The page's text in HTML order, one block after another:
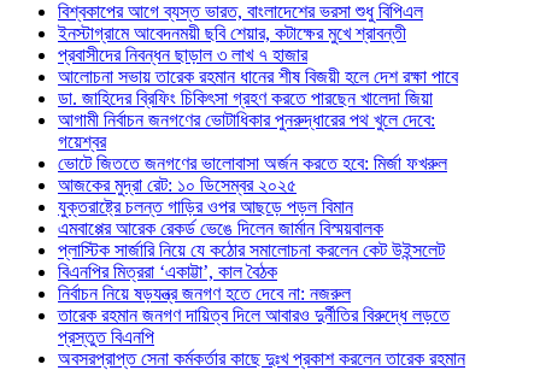
বিশ্বকাপের আগে ব্যস্ত ভারত, বাংলাদেশের ভরসা শুধু বিপিএল
ইনস্টাগ্রামে আবেদনময়ী ছবি শেয়ার, কটাক্ষের মুখে শ্রাবন্তী
প্রবাসীদের নিবন্ধন ছাড়াল ৩ লাখ ৭ হাজার
আলোচনা সভায় তারেক রহমান ধানের শীষ বিজয়ী হলে দেশ রক্ষা পাবে
ডা. জাহিদের ব্রিফিং চিকিৎসা গ্রহণ করতে পারছেন খালেদা জিয়া
আগামী নির্বাচন জনগণের ভোটাধিকার পুনরুদ্ধারের পথ খুলে দেবে:
গয়েশ্বর
ভোটে জিততে জনগণের ভালোবাসা অর্জন করতে হবে: মির্জা ফখরুল
আজকের মুদ্রা রেট: ১০ ডিসেম্বর ২০২৫
যুক্তরাষ্ট্রে চলন্ত গাড়ির ওপর আছড়ে পড়ল বিমান
এমবাপ্পের আরেক রেকর্ড ভেঙে দিলেন জার্মান বিস্ময়বালক
প্লাস্টিক সার্জারি নিয়ে যে কঠোর সমালোচনা করলেন কেট উইন্সলেট
বিএনপির মিত্ররা ‘একাট্টা’, কাল বৈঠক
নির্বাচন নিয়ে ষড়যন্ত্র জনগণ হতে দেবে না: নজরুল
তারেক রহমান জনগণ দায়িত্ব দিলে আবারও দুর্নীতির বিরুদ্ধে লড়তে
প্রস্তুত বিএনপি
অবসরপ্রাপ্ত সেনা কর্মকর্তার কাছে দুঃখ প্রকাশ করলেন তারেক রহমান